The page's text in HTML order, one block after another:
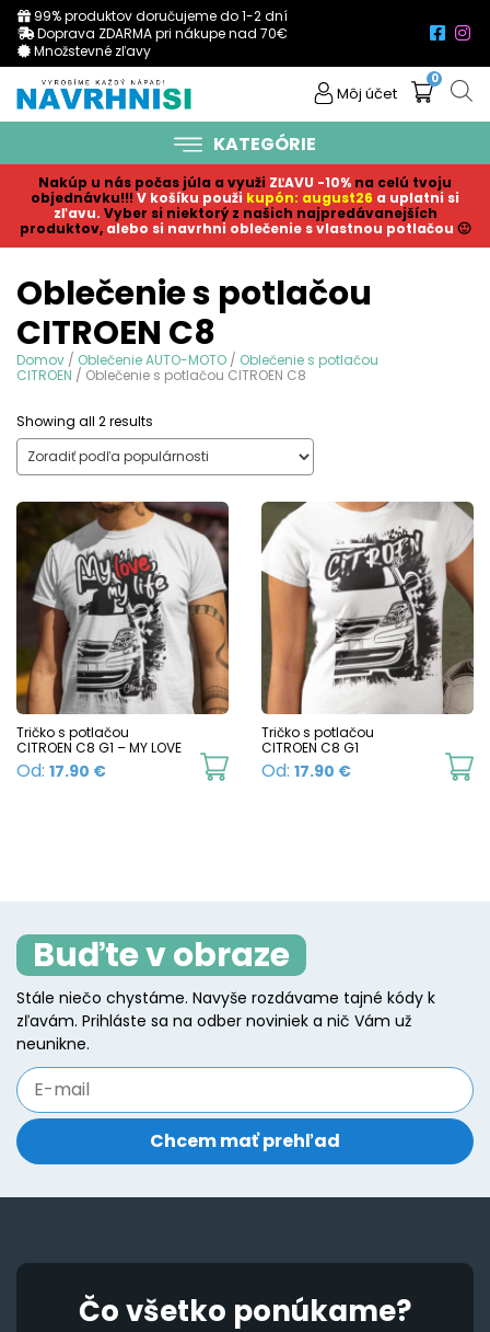
99% produktov doručujeme do 1-2 dní
Doprava ZDARMA pri nákupe nad 70€
Množstevné zľavy
Môj účet
0
KATEGÓRIE
Nakúp u nás počas júla a využi ZĽAVU -10% na celú tvoju
objednávku!!! V košíku použi kupón: august26 a uplatni si
zľavu. Vyber si niektorý z našich najpredávanejších
produktov, alebo si navrhni oblečenie s vlastnou potlačou 🙂
Oblečenie s potlačou
CITROEN C8
Domov / Oblečenie AUTO-MOTO / Oblečenie s potlačou
CITROEN / Oblečenie s potlačou CITROEN C8
Showing all 2 results
by
popularity
Tričko s potlačou
CITROEN C8 G1 – MY LOVE
Od: 17.90 €
This
options
may
be
on
product
page
Tričko s potlačou
CITROEN C8 G1
Od: 17.90 €
Buďte v obraze
Stále niečo chystáme. Navyše rozdávame tajné kódy k
zľavám. Prihláste sa na odber noviniek a nič Vám už
neunikne.
Čo všetko ponúkame?